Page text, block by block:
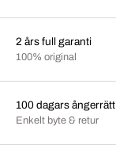
2 års full garanti
100% original
100 dagars ångerrätt
Enkelt byte & retur